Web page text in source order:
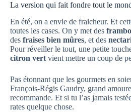
La version qui fait fondre tout le
En été, on a envie de fraicheur. Et
toutes les cases. On y met des
des fraises bien mûres, et des
Pour réveiller le tout, une petite
citron vert vient mettre un coup de
Pas étonnant que les gourmets en
François-Régis Gaudry, grand
recommande. Et si tu l’as jamais
rates quelque chose.